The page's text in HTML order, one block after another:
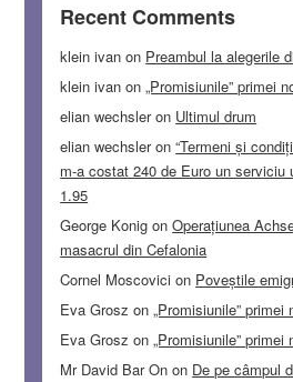
Recent Comments
klein ivan on Preambul la alegerile
klein ivan on„Promisiunile” primei
elian wechsleron Ultimul drum
elian wechsleron“Termeni și
m-a costat 240 de Euro un serviciu
1.95
George Konig onOperațiunea
masacrul din Cefalonia
Cornel Moscovici on Poveștile
Eva Grosz on„Promisiunile” primei
Eva Grosz on„Promisiunile” primei
Mr David Bar On on De pe câmpul